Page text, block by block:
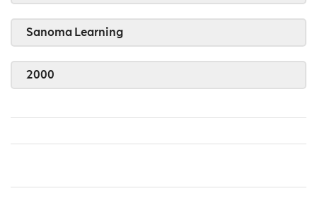
Sanoma Learning
2000